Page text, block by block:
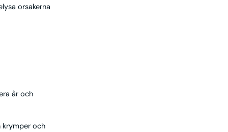
orsakerna
år och
krymper och